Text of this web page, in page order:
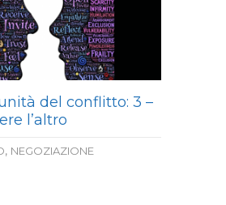
del conflitto: 3 –
l’altro
, NEGOZIAZIONE